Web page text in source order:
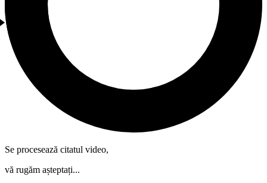
Se procesează citatul video,
vă rugăm așteptați...